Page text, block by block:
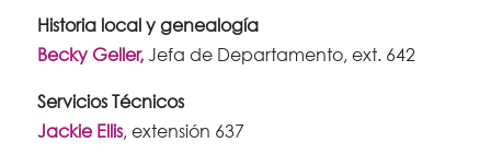
Historia local y genealogía
Becky Geller,Jefa de Departamento, ext. 642
Servicios Técnicos
Jackie Ellis, extensión 637